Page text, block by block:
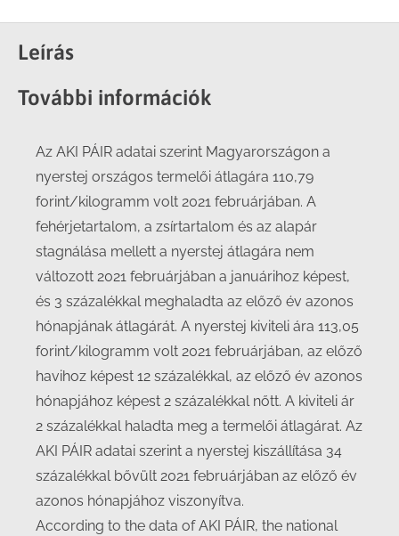
Facebook
X
Leírás
További információk
Az AKI PÁIR adatai szerint Magyarországon a
nyerstej országos termelői átlagára 110,79
forint/kilogramm volt 2021 februárjában. A
fehérjetartalom, a zsírtartalom és az alapár
stagnálása mellett a nyerstej átlagára nem
változott 2021 februárjában a januárihoz képest,
és 3 százalékkal meghaladta az előző év azonos
hónapjának átlagárát. A nyerstej kiviteli ára 113,05
forint/kilogramm volt 2021 februárjában, az előző
havihoz képest 12 százalékkal, az előző év azonos
hónapjához képest 2 százalékkal nőtt. A kiviteli ár
2 százalékkal haladta meg a termelői átlagárat. Az
AKI PÁIR adatai szerint a nyerstej kiszállítása 34
százalékkal bővült 2021 februárjában az előző év
azonos hónapjához viszonyítva.
According to the data of AKI PÁIR, the national